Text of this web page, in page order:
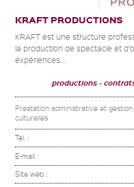
KRAFT PRODUCTIONS
KRAFT est une structure
la production de spectacle et
expériences...
productions
Prestation administrative et
culturelles
Tel. :
E-mail :
Site web :